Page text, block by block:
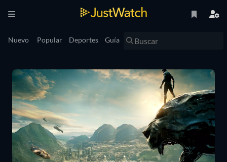
Nuevo Popular Deportes Guía